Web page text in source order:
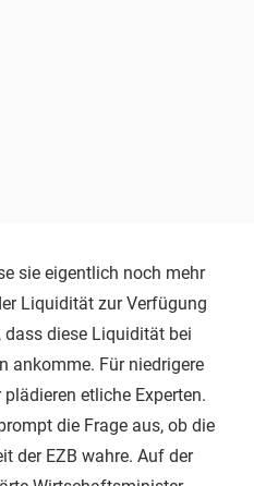
sie eigentlich noch mehr
Liquidität zur Verfügung
diese Liquidität bei
ankomme. Für niedrigere
etliche Experten.
die Frage aus, ob die
der EZB wahre. Auf der